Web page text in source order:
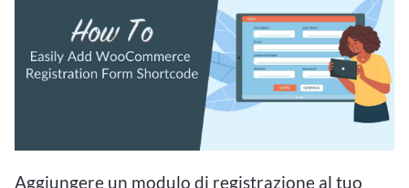
Aggiungere un modulo di registrazione al tuo